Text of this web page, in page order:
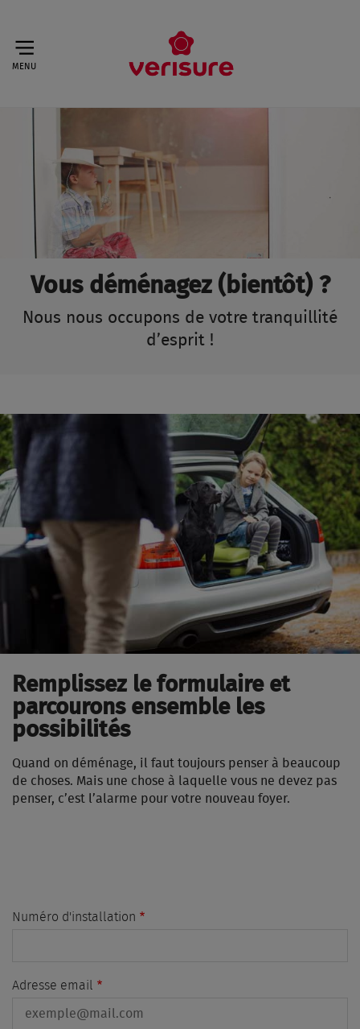
MENU
Vous déménagez (bientôt) ?
Nous nous occupons de votre tranquillité
d’esprit !
Remplissez le formulaire et
parcourons ensemble les
possibilités
Quand on déménage, il faut toujours penser à beaucoup
de choses. Mais une chose à laquelle vous ne devez pas
penser, c’est l’alarme pour votre nouveau foyer.
Numéro d'installation
Adresse email